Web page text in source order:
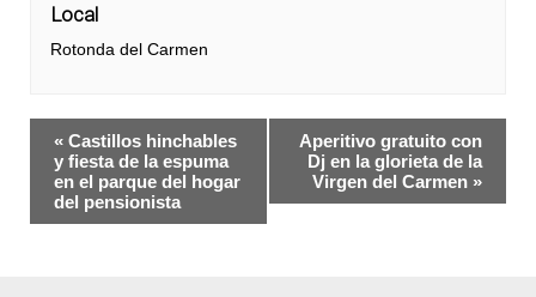
Local
Rotonda del Carmen
Navegación
del
Evento
« Castillos hinchables
y fiesta de la espuma
en el parque del hogar
del pensionista
Aperitivo gratuito con
Dj en la glorieta de la
Virgen del Carmen »